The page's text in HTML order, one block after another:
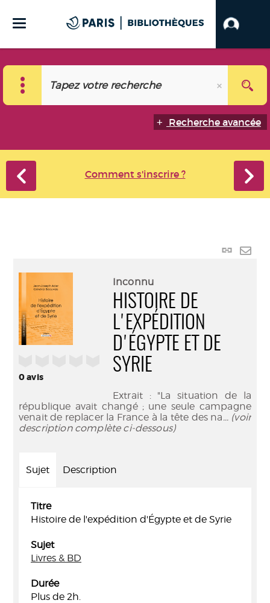
Recherche avancée
Comment s'inscrire ?
Lien
0avis
Inconnu
HISTOIRE DE
L'EXPÉDITION
D'ÉGYPTE ET DE
SYRIE
Extrait : "La situation de la
république avait changé ; une seule campagne
venait de replacer la France à la tête des na... (voir
description complète ci-dessous)
Sujet Description
Titre
Histoire de l'expédition d'Égypte et de Syrie
Sujet
Livres & BD
Durée
Plus de 2h.